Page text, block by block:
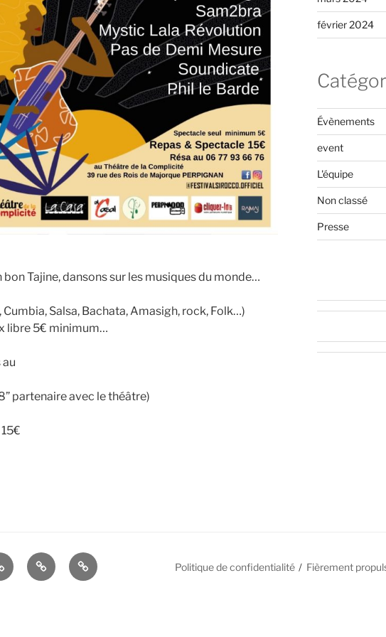
bon Tajine, dansons sur les musiques du monde…
Salsa, Bachata, Amasigh, rock, Folk…)
libre 5€ minimum…
partenaire avec le théâtre)
février 2024
Évènements
event
L'équipe
Non classé
Presse
Modifier
les
Historique
des
Politique de confidentialité Fièrement